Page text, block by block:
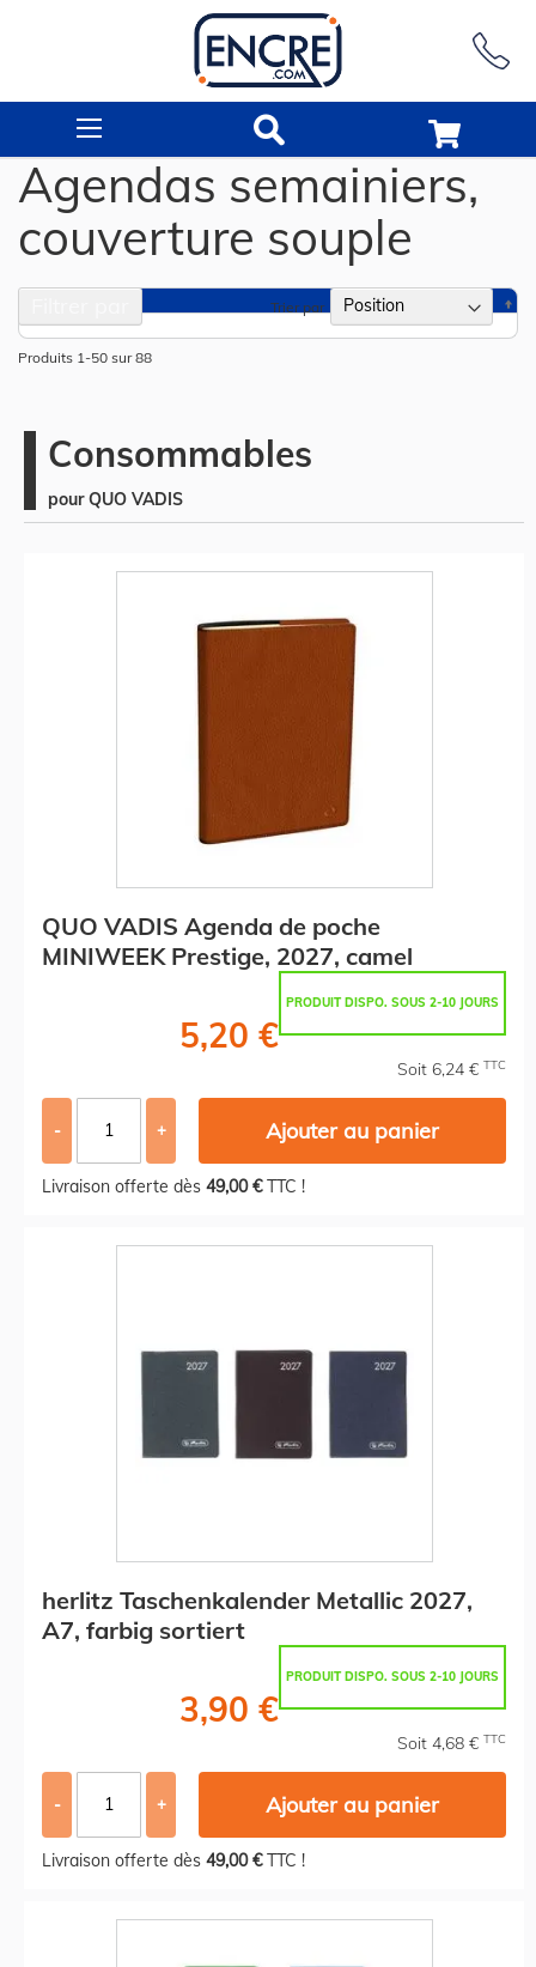
Agendas semainiers,
couverture souple
Produits 1 -50 sur88
Trier par
Consommables
pour QUO VADIS
QUO VADIS Agenda de poche
MINIWEEK Prestige, 2027, camel
PRODUIT DISPO. SOUS 2-10 JOURS
5,20 €
Soit 6,24 € TTC
- + Ajouter au panier
Livraison offerte dès 49,00 €TTC !
herlitz Taschenkalender Metallic 2027,
A7, farbig sortiert
PRODUIT DISPO. SOUS 2-10 JOURS
3,90 €
Soit 4,68 € TTC
- + Ajouter au panier
Livraison offerte dès 49,00 €TTC !